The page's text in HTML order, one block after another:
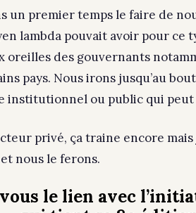
un premier temps le faire de
lambda pouvait avoir pour ce
oreilles des gouvernants
pays. Nous irons jusqu’au
institutionnel ou public qui
privé, ça traine encore mais
nous le ferons.
le lien avec